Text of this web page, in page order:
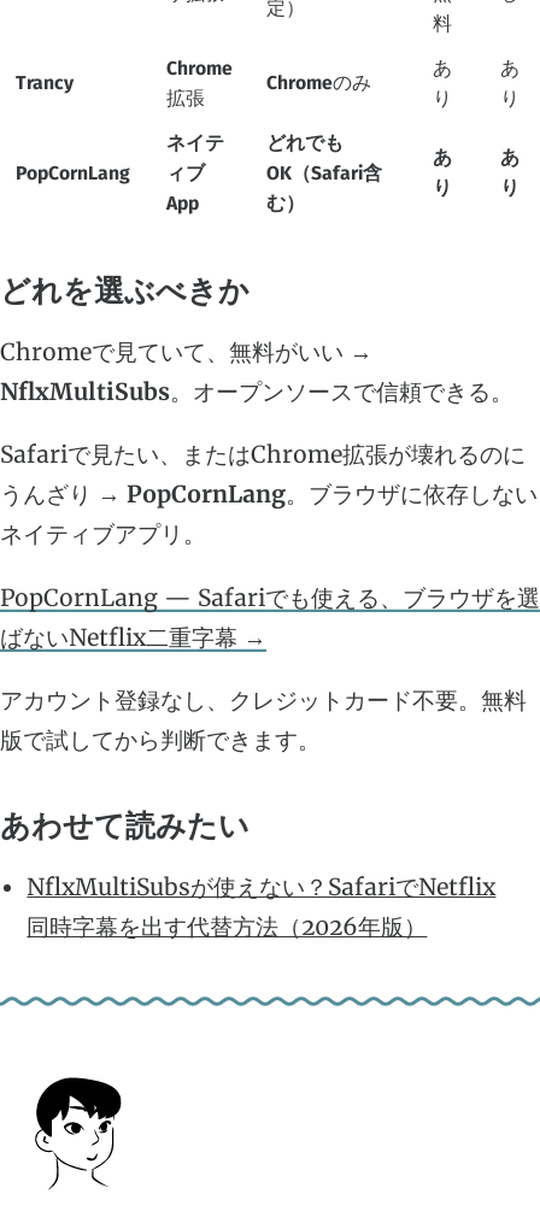
定）
料
Trancy
Chrome
拡張
Chromeのみ
あ
り
あ
り
PopCornLang
ネイテ
ィブ
App
どれでも
OK（Safari含
む）
あ
り
あ
り
どれを選ぶべきか
Chromeで見ていて、無料がいい →
NflxMultiSubs。オープンソースで信頼できる。
Safariで見たい、またはChrome拡張が壊れるのに
うんざり → PopCornLang。ブラウザに依存しない
ネイティブアプリ。
PopCornLang — Safariでも使える、ブラウザを選
ばないNetflix二重字幕 →
アカウント登録なし、クレジットカード不要。無料
版で試してから判断できます。
あわせて読みたい
NflxMultiSubsが使えない？SafariでNetflix
同時字幕を出す代替方法（2026年版）